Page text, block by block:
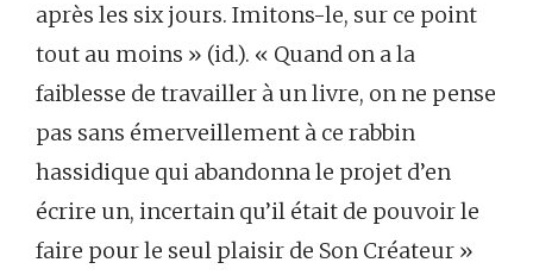
après les six jours. Imitons-le, sur ce point
tout au moins » (id.). « Quand on a la
faiblesse de travailler à un livre, on ne pense
pas sans émerveillement à ce rabbin
hassidique qui abandonna le projet d’en
écrire un, incertain qu’il était de pouvoir le
faire pour le seul plaisir de Son Créateur »